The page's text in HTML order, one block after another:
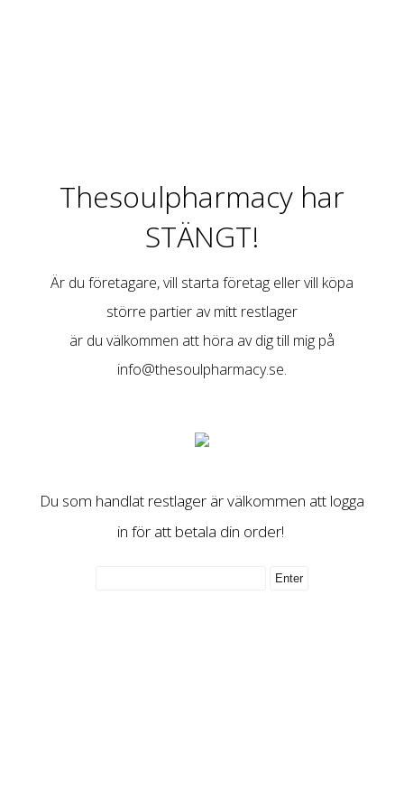
Thesoulpharmacy har
STÄNGT!
Är du företagare, vill starta företag eller vill köpa
större partier av mitt restlager
är du välkommen att höra av dig till mig på
info@thesoulpharmacy.se.
Du som handlat restlager är välkommen att logga
in för att betala din order!